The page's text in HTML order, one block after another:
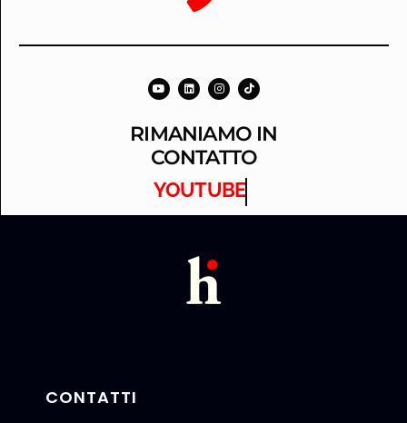
RIMANIAMO IN
CONTATTO
YOUTUBE
CONTATTI